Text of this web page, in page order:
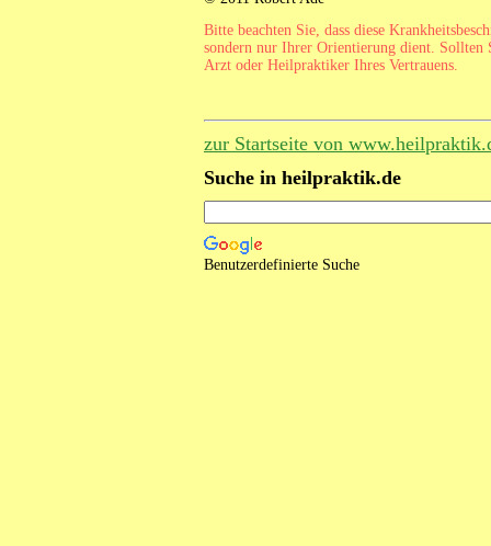
Bitte beachten Sie, dass diese
sondern nur Ihrer Orientierung dient. Sollten
Arzt oder Heilpraktiker Ihres Vertrauens.
zur Startseite von
Suche in heilpraktik.de
Benutzerdefinierte Suche